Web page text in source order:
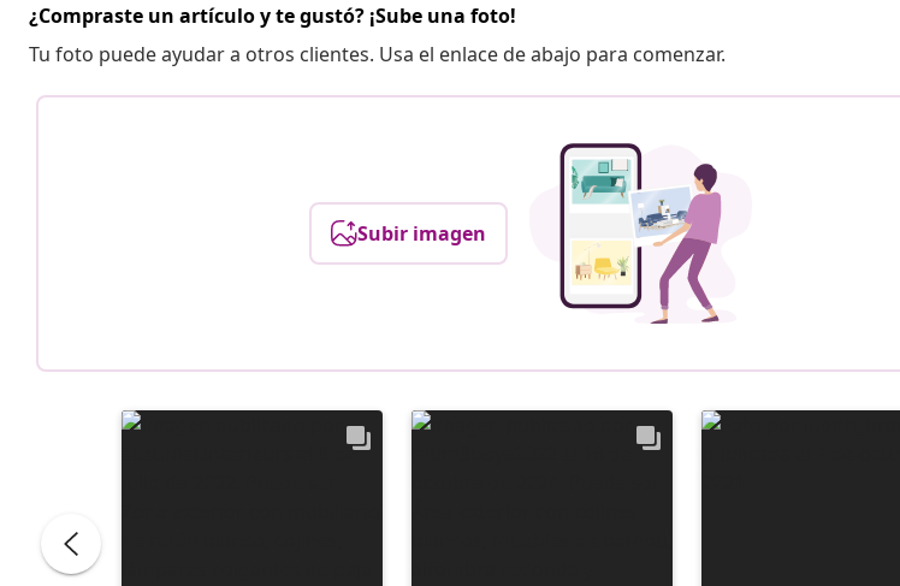
¿Compraste un artículo y te gustó? ¡Sube una foto!
Tu foto puede ayudar a otros clientes. Usa el enlace de abajo para comenzar.
Subir imagen